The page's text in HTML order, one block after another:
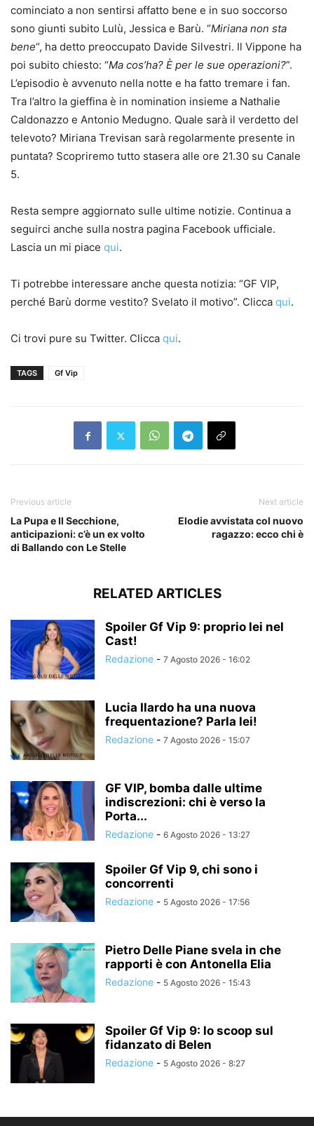
cominciato a non sentirsi affatto bene e in suo soccorso
sono giunti subito Lulù, Jessica e Barù. “Miriana non sta
bene“, ha detto preoccupato Davide Silvestri. Il Vippone ha
poi subito chiesto: “Ma cos’ha? È per le sue operazioni?”.
L’episodio è avvenuto nella notte e ha fatto tremare i fan.
Tra l’altro la gieffina è in nomination insieme a Nathalie
Caldonazzo e Antonio Medugno. Quale sarà il verdetto del
televoto? Miriana Trevisan sarà regolarmente presente in
puntata? Scopriremo tutto stasera alle ore 21.30 su Canale
5.
Resta sempre aggiornato sulle ultime notizie. Continua a
seguirci anche sulla nostra pagina Facebook ufficiale.
Lascia un mi piace qui.
Ti potrebbe interessare anche questa notizia: “GF VIP,
perché Barù dorme vestito? Svelato il motivo”. Clicca qui.
Ci trovi pure su Twitter. Clicca qui.
TAGS Gf Vip
Previous article
La Pupa e Il Secchione,
anticipazioni: c’è un ex volto
di Ballando con Le Stelle
Next article
Elodie avvistata col nuovo
ragazzo: ecco chi è
RELATED ARTICLES
Spoiler Gf Vip 9: proprio lei nel
Cast!
Redazione - 7 Agosto 2026 - 16:02
Lucia Ilardo ha una nuova
frequentazione? Parla lei!
Redazione - 7 Agosto 2026 - 15:07
GF VIP, bomba dalle ultime
indiscrezioni: chi è verso la
Porta...
Redazione - 6 Agosto 2026 - 13:27
Spoiler Gf Vip 9, chi sono i
concorrenti
Redazione - 5 Agosto 2026 - 17:56
Pietro Delle Piane svela in che
rapporti è con Antonella Elia
Redazione - 5 Agosto 2026 - 15:43
Spoiler Gf Vip 9: lo scoop sul
fidanzato di Belen
Redazione - 5 Agosto 2026 - 8:27